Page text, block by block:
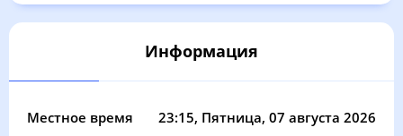
02:32 04:44 12:36 16:47 20:28 22:32
04:48 12:36 16:45 22:29
Информация
Местное время 23:15, Пятница, 07 августа 2026